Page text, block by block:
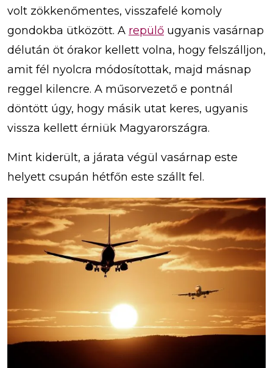
volt zökkenőmentes, visszafelé komoly
gondokba ütközött. A repülő ugyanis vasárnap
délután öt órakor kellett volna, hogy felszálljon,
amit fél nyolcra módosítottak, majd másnap
reggel kilencre. A műsorvezető e pontnál
döntött úgy, hogy másik utat keres, ugyanis
vissza kellett érniük Magyarországra.
Mint kiderült, a járata végül vasárnap este
helyett csupán hétfőn este szállt fel.